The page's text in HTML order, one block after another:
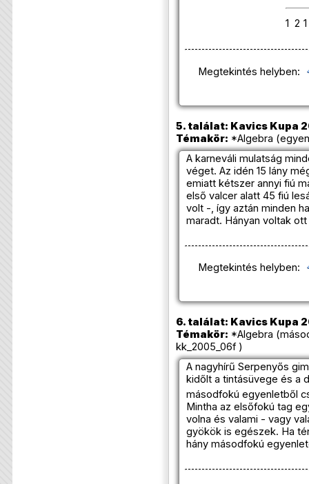
1 2 1
Megtekintés helyben:
5. találat: Kavics Kupa
Témakör: *Algebra
A karneváli mulatság
véget. Az idén 15 lány
emiatt kétszer annyi fiú
első valcer alatt 45 fiú
volt -, így aztán minden
maradt. Hányan voltak
Megtekintés helyben:
6. találat: Kavics Kupa
Témakör: *Algebra
kk_2005_06f )
A nagyhírű Serpenyős
kidőlt a tintásüvege és a
másodfokú egyenletből
Mintha az elsőfokú tag
volna és valami - vagy
gyökök is egészek. Ha
hány másodfokú